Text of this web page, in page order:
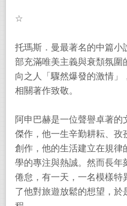
☆
托瑪斯．曼最著名的中篇小
部充滿唯美主義與衰頹氛圍
向之人「驟然爆發的激情
相關著作致敬。
阿申巴赫是一位聲譽卓著
傑作，他一生辛勤耕耘、孜
創作，他的生活建立在規律
學的專注與熱誠。然而長年
倦怠，有一天，一名模樣特
了他對旅遊放鬆的想望，於